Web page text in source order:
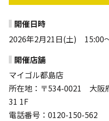
開催日時
2026年2月21日(土) 15:00
開催店舗
マイゴル都島店
所在地：〒534-0021 大阪
31 1F
電話番号：0120-150-562